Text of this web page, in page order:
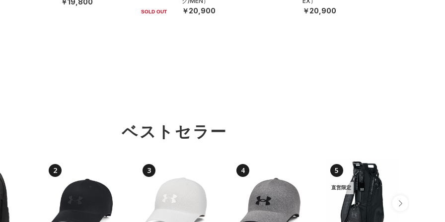
SOLD OUT ￥20,900 ￥20,900
ベストセラー
2 3 4 5
直営限定